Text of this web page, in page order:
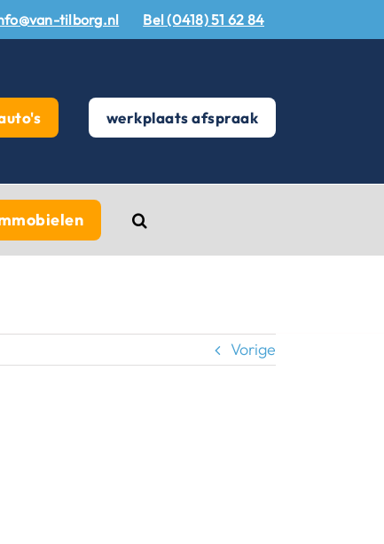
tilborg.nl Bel (0418) 51 62 84
werkplaats afspraak
Vorige